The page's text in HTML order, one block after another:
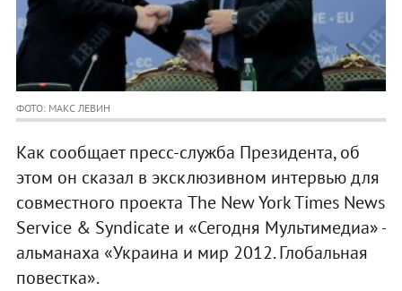
ФОТО: МАКС ЛЕВИН
Как сообщает пресс-служба Президента, об
этом он сказал в эксклюзивном интервью для
совместного проекта The New York Times News
Service & Syndicate и «Сегодня Мультимедиа» -
альманаха «Украина и мир 2012. Глобальная
повестка».